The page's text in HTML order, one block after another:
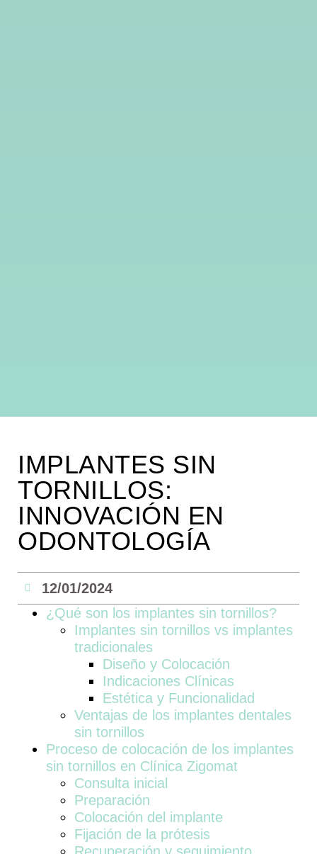
IMPLANTES SIN
TORNILLOS:
INNOVACIÓN EN
ODONTOLOGÍA
12/01/2024
¿Qué son los implantes sin tornillos?
Implantes sin tornillos vs implantes
tradicionales
Diseño y Colocación
Indicaciones Clínicas
Estética y Funcionalidad
Ventajas de los implantes dentales
sin tornillos
Proceso de colocación de los implantes
sin tornillos en Clínica Zigomat
Consulta inicial
Preparación
Colocación del implante
Fijación de la prótesis